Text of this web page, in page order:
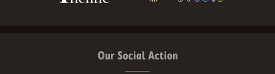
Our Social Action